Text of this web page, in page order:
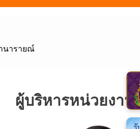
นารายณ์
ผู้บริหารหน่วยงาน